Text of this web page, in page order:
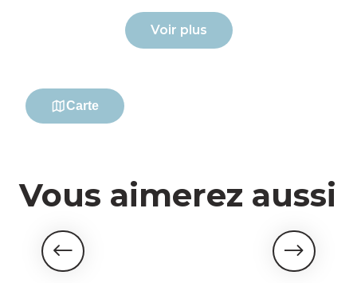
Vous aimerez aussi
Visites industrielles